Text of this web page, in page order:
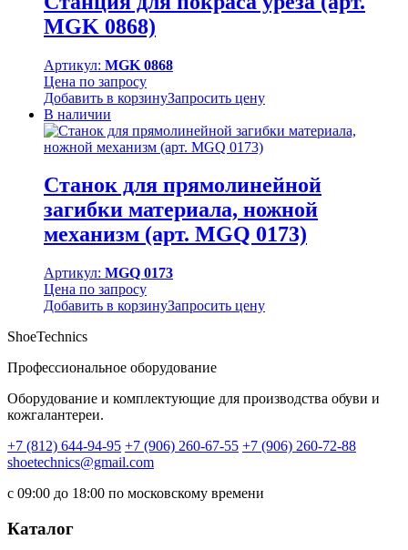
MGK 0868)
Артикул: MGK 0868
Цена по запросу
Добавить в корзинуЗапросить цену
В наличии
Станок для прямолинейной
загибки материала, ножной
механизм (арт. MGQ 0173)
Артикул: MGQ 0173
Цена по запросу
Добавить в корзинуЗапросить цену
ShoeTechnics
Профессиональное оборудование
Оборудование и комплектующие для производства обуви и
кожгалантереи.
+7 (812) 644-94-95 +7 (906) 260-67-55 +7 (906) 260-72-88
shoetechnics@gmail.com
с 09:00 до 18:00 по московскому времени
Каталог